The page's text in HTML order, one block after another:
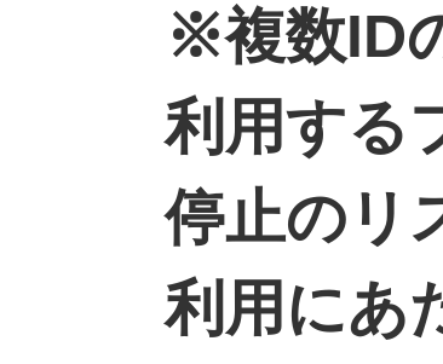
※複数ID
利用する
停止のリ
利用にあ